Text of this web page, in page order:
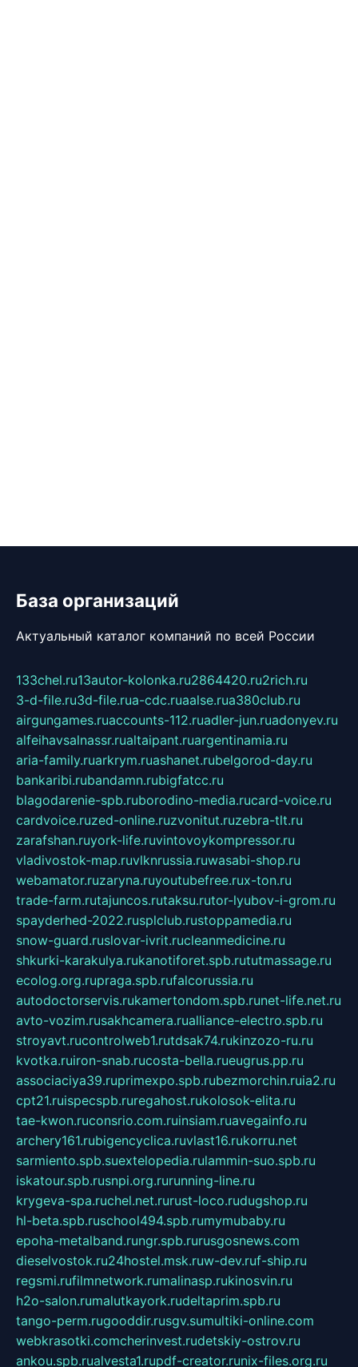
База организаций
Актуальный каталог компаний по всей России
133chel.ru13autor-kolonka.ru2864420.ru2rich.ru
3-d-file.ru3d-file.rua-cdc.ruaalse.rua380club.ru
airgungames.ruaccounts-112.ruadler-jun.ruadonyev.ru
alfeihavsalnassr.rualtaipant.ruargentinamia.ru
aria-family.ruarkrym.ruashanet.rubelgorod-day.ru
bankaribi.rubandamn.rubigfatcc.ru
blagodarenie-spb.ruborodino-media.rucard-voice.ru
cardvoice.ruzed-online.ruzvonitut.ruzebra-tlt.ru
zarafshan.ruyork-life.ruvintovoykompressor.ru
vladivostok-map.ruvlknrussia.ruwasabi-shop.ru
webamator.ruzaryna.ruyoutubefree.rux-ton.ru
trade-farm.rutajuncos.rutaksu.rutor-lyubov-i-grom.ru
spayderhed-2022.rusplclub.rustoppamedia.ru
snow-guard.ruslovar-ivrit.rucleanmedicine.ru
shkurki-karakulya.rukanotiforet.spb.rututmassage.ru
ecolog.org.rupraga.spb.rufalcorussia.ru
autodoctorservis.rukamertondom.spb.runet-life.net.ru
avto-vozim.rusakhcamera.rualliance-electro.spb.ru
stroyavt.rucontrolweb1.rutdsak74.rukinzozo-ru.ru
kvotka.ruiron-snab.rucosta-bella.rueugrus.pp.ru
associaciya39.ruprimexpo.spb.rubezmorchin.ruia2.ru
cpt21.ruispecspb.ruregahost.rukolosok-elita.ru
tae-kwon.ruconsrio.com.ruinsiam.ruavegainfo.ru
archery161.rubigencyclica.ruvlast16.rukorru.net
sarmiento.spb.suextelopedia.rulammin-suo.spb.ru
iskatour.spb.rusnpi.org.rurunning-line.ru
krygeva-spa.ruchel.net.rurust-loco.rudugshop.ru
hl-beta.spb.ruschool494.spb.rumymubaby.ru
epoha-metalband.rungr.spb.rurusgosnews.com
dieselvostok.ru24hostel.msk.ruw-dev.ruf-ship.ru
regsmi.rufilmnetwork.rumalinasp.rukinosvin.ru
h2o-salon.rumalutkayork.rudeltaprim.spb.ru
tango-perm.rugooddir.rusgv.sumultiki-online.com
webkrasotki.comcherinvest.rudetskiy-ostrov.ru
ankou.spb.rualvesta1.rupdf-creator.runix-files.org.ru